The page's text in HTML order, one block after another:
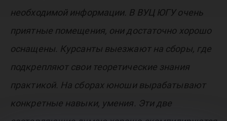
необходимой информации. В ВУЦ ЮГУ очень
приятные помещения, они достаточно хорошо
оснащены. Курсанты выезжают на сборы, где
подкрепляют свои теоретические знания
практикой. На сборах юноши вырабатывают
конкретные навыки, умения. Эти две